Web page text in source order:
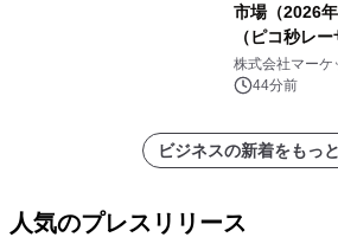
市場（2026
（ピコ秒レ
レーザー）・
株式会社マーケ
44分前
ビジネスの新着をもっ
人気のプレスリリース